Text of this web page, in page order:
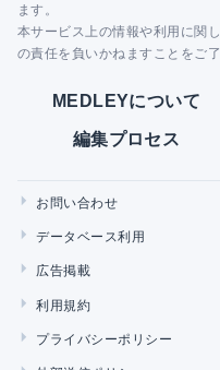
ます。
本サービス上の情報や利用に関
の責任を負いかねますことをご了
MEDLEYについて
編集プロセス
お問い合わせ
データベース利用
広告掲載
利用規約
プライバシーポリシー